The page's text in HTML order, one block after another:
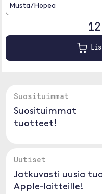
Musta/Hopea
Suosituimmat
Suosituimmat
tuotteet!
Uutiset
Jatkuvasti uusia
Apple-laitteille!